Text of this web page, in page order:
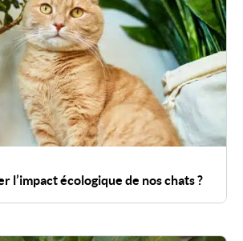
l’impact écologique de nos chats ?